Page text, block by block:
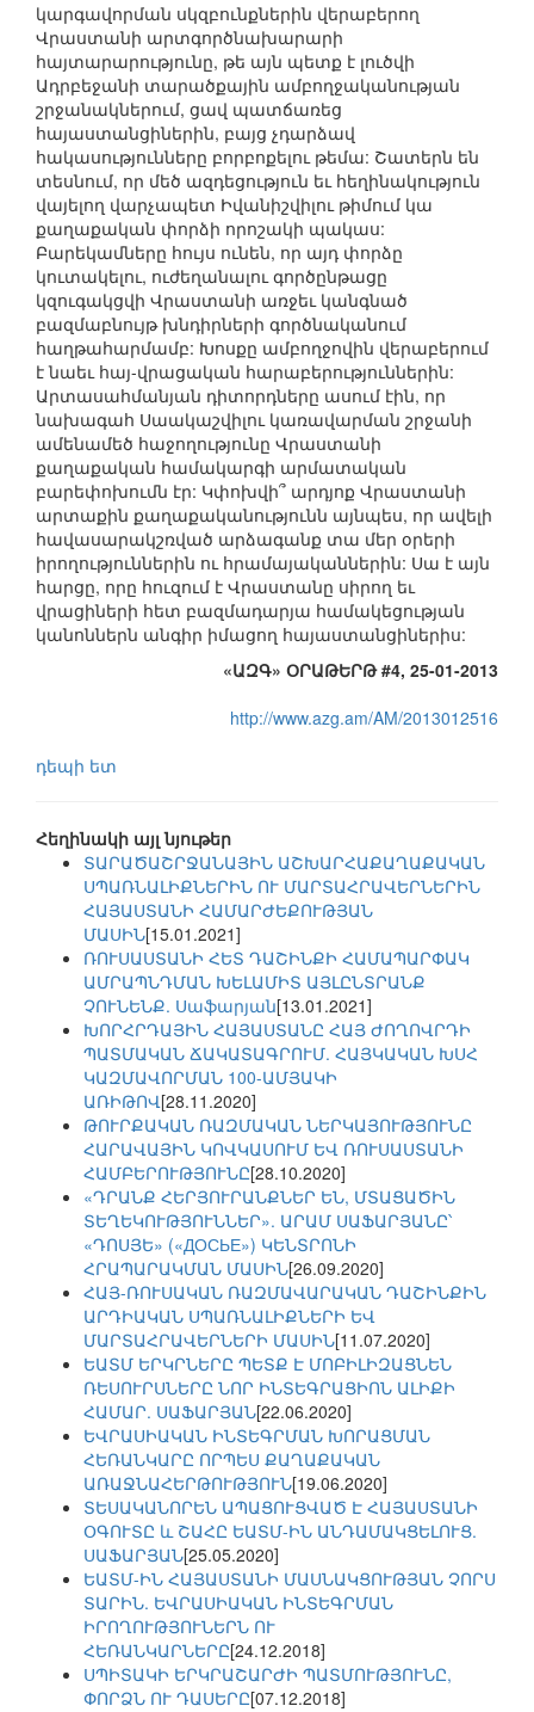
կարգավորման սկզբունքներին վերաբերող
Վրաստանի արտգործնախարարի
հայտարարությունը, թե այն պետք է լուծվի
Ադրբեջանի տարածքային ամբողջականության
շրջանակներում, ցավ պատճառեց
հայաստանցիներին, բայց չդարձավ
հակասությունները բորբոքելու թեմա: Շատերն են
տեսնում, որ մեծ ազդեցություն եւ հեղինակություն
վայելող վարչապետ Իվանիշվիլու թիմում կա
քաղաքական փորձի որոշակի պակաս:
Բարեկամները հույս ունեն, որ այդ փորձը
կուտակելու, ուժեղանալու գործընթացը
կզուգակցվի Վրաստանի առջեւ կանգնած
բազմաբնույթ խնդիրների գործնականում
հաղթահարմամբ: Խոսքը ամբողջովին վերաբերում
է նաեւ հայ-վրացական հարաբերություններին:
Արտասահմանյան դիտորդները ասում էին, որ
նախագահ Սաակաշվիլու կառավարման շրջանի
ամենամեծ հաջողությունը Վրաստանի
քաղաքական համակարգի արմատական
բարեփոխումն էր: Կփոխվի՞ արդյոք Վրաստանի
արտաքին քաղաքականությունն այնպես, որ ավելի
հավասարակշռված արձագանք տա մեր օրերի
իրողություններին ու հրամայականներին: Սա է այն
հարցը, որը հուզում է Վրաստանը սիրող եւ
վրացիների հետ բազմադարյա համակեցության
կանոններն անգիր իմացող հայաստանցիներիս:
«ԱԶԳ» ՕՐԱԹԵՐԹ #4, 25-01-2013
http://www.azg.am/AM/2013012516
դեպի ետ
Հեղինակի այլ նյութեր
ՏԱՐԱԾԱՇՐՋԱՆԱՅԻՆ ԱՇԽԱՐՀԱՔԱՂԱՔԱԿԱՆ
ՍՊԱՌՆԱԼԻՔՆԵՐԻՆ ՈՒ ՄԱՐՏԱՀՐԱՎԵՐՆԵՐԻՆ
ՀԱՅԱՍՏԱՆԻ ՀԱՄԱՐԺԵՔՈՒԹՅԱՆ
ՄԱՍԻՆ[15.01.2021]
ՌՈՒՍԱՍՏԱՆԻ ՀԵՏ ԴԱՇԻՆՔԻ ՀԱՄԱՊԱՐՓԱԿ
ԱՄՐԱՊՆԴՄԱՆ ԽԵԼԱՄԻՏ ԱՅԼԸՆՏՐԱՆՔ
ՉՈՒՆԵՆՔ. Սաֆարյան[13.01.2021]
ԽՈՐՀՐԴԱՅԻՆ ՀԱՅԱՍՏԱՆԸ ՀԱՅ ԺՈՂՈՎՐԴԻ
ՊԱՏՄԱԿԱՆ ՃԱԿԱՏԱԳՐՈՒՄ. ՀԱՅԿԱԿԱՆ ԽՍՀ
ԿԱԶՄԱՎՈՐՄԱՆ 100-ԱՄՅԱԿԻ
ԱՌԻԹՈՎ[28.11.2020]
ԹՈՒՐՔԱԿԱՆ ՌԱԶՄԱԿԱՆ ՆԵՐԿԱՅՈՒԹՅՈՒՆԸ
ՀԱՐԱՎԱՅԻՆ ԿՈՎԿԱՍՈՒՄ ԵՎ ՌՈՒՍԱՍՏԱՆԻ
ՀԱՄԲԵՐՈՒԹՅՈՒՆԸ[28.10.2020]
«ԴՐԱՆՔ ՀԵՐՅՈՒՐԱՆՔՆԵՐ ԵՆ, ՄՏԱՑԱԾԻՆ
ՏԵՂԵԿՈՒԹՅՈՒՆՆԵՐ». ԱՐԱՄ ՍԱՖԱՐՅԱՆԸ՝
«ԴՈՍՅԵ» («ДОСЬЕ») ԿԵՆՏՐՈՆԻ
ՀՐԱՊԱՐԱԿՄԱՆ ՄԱՍԻՆ[26.09.2020]
ՀԱՅ-ՌՈՒՍԱԿԱՆ ՌԱԶՄԱՎԱՐԱԿԱՆ ԴԱՇԻՆՔԻՆ
ԱՐԴԻԱԿԱՆ ՍՊԱՌՆԱԼԻՔՆԵՐԻ ԵՎ
ՄԱՐՏԱՀՐԱՎԵՐՆԵՐԻ ՄԱՍԻՆ[11.07.2020]
ԵԱՏՄ ԵՐԿՐՆԵՐԸ ՊԵՏՔ Է ՄՈԲԻԼԻԶԱՑՆԵՆ
ՌԵՍՈՒՐՍՆԵՐԸ ՆՈՐ ԻՆՏԵԳՐԱՑԻՈՆ ԱԼԻՔԻ
ՀԱՄԱՐ. ՍԱՖԱՐՅԱՆ[22.06.2020]
ԵՎՐԱՍԻԱԿԱՆ ԻՆՏԵԳՐՄԱՆ ԽՈՐԱՑՄԱՆ
ՀԵՌԱՆԿԱՐԸ ՈՐՊԵՍ ՔԱՂԱՔԱԿԱՆ
ԱՌԱՋՆԱՀԵՐԹՈՒԹՅՈՒՆ[19.06.2020]
ՏԵՍԱԿԱՆՈՐԵՆ ԱՊԱՑՈՒՑՎԱԾ Է ՀԱՅԱՍՏԱՆԻ
ՕԳՈՒՏԸ և ՇԱՀԸ ԵԱՏՄ-ԻՆ ԱՆԴԱՄԱԿՑԵԼՈՒՑ.
ՍԱՖԱՐՅԱՆ[25.05.2020]
ԵԱՏՄ-ԻՆ ՀԱՅԱՍՏԱՆԻ ՄԱՍՆԱԿՑՈՒԹՅԱՆ ՉՈՐՍ
ՏԱՐԻՆ. ԵՎՐԱՍԻԱԿԱՆ ԻՆՏԵԳՐՄԱՆ
ԻՐՈՂՈՒԹՅՈՒՆԵՐՆ ՈՒ
ՀԵՌԱՆԿԱՐՆԵՐԸ[24.12.2018]
ՍՊԻՏԱԿԻ ԵՐԿՐԱՇԱՐԺԻ ՊԱՏՄՈՒԹՅՈՒՆԸ,
ՓՈՐՁՆ ՈՒ ԴԱՍԵՐԸ[07.12.2018]